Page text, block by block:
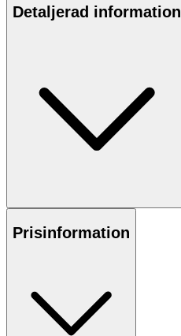
Detaljerad information
Prisinformation